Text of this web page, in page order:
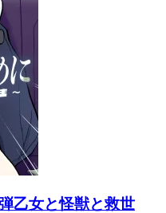
乙女と怪獣と救世